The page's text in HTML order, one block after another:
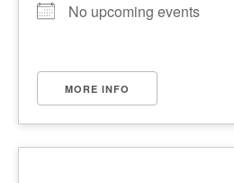
No upcoming events
MORE INFO